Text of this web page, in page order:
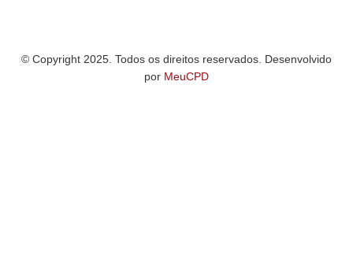
© Copyright 2025. Todos os direitos reservados. Desenvolvido
por MeuCPD